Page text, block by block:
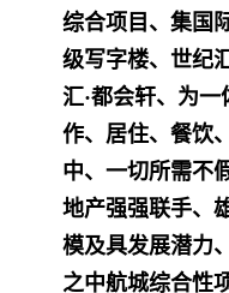
综合项目、集国
级写字楼、世纪
汇·都会轩、为一
作、居住、餐饮
中、一切所需不
地产强强联手、
模及具发展潜力
之中航城综合性